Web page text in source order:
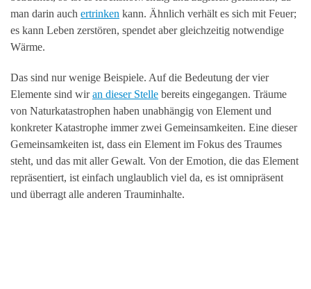
man darin auch ertrinken kann. Ähnlich verhält es sich mit Feuer;
es kann Leben zerstören, spendet aber gleichzeitig notwendige
Wärme.
Das sind nur wenige Beispiele. Auf die Bedeutung der vier
Elemente sind wiran dieser Stelle bereits eingegangen. Träume
von Naturkatastrophen haben unabhängig von Element und
konkreter Katastrophe immer zwei Gemeinsamkeiten. Eine dieser
Gemeinsamkeiten ist, dass ein Element im Fokus des Traumes
steht, und das mit aller Gewalt. Von der Emotion, die das Element
repräsentiert, ist einfach unglaublich viel da, es ist omnipräsent
und überragt alle anderen Trauminhalte.